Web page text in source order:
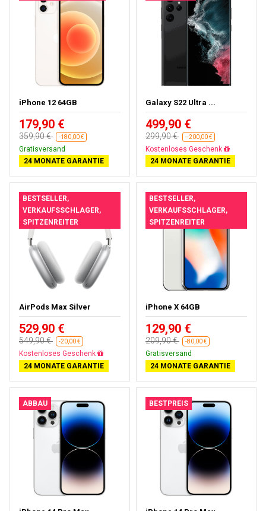
iPhone 12 64GB
179,90 €
359,90 € -180,00 €
Gratisversand
24 MONATE GARANTIE
Galaxy S22 Ultra ...
499,90 €
299,90 € --200,00 €
Fast ausverkauft
24 MONATE GARANTIE
BESTSELLER,
VERKAUFSSCHLAGER,
SPITZENREITER
AirPods Max Silver
529,90 €
549,90 € -20,00 €
Fast ausverkauft
24 MONATE GARANTIE
BESTSELLER,
VERKAUFSSCHLAGER,
SPITZENREITER
iPhone X 64GB
129,90 €
209,90 € -80,00 €
Gratisversand
24 MONATE GARANTIE
ABBAU BESTPREIS